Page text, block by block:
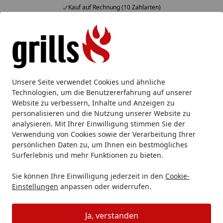
Unsere Seite verwendet Cookies und ähnliche
Technologien, um die Benutzererfahrung auf unserer
Website zu verbessern, Inhalte und Anzeigen zu
personalisieren und die Nutzung unserer Website zu
analysieren. Mit Ihrer Einwilligung stimmen Sie der
Verwendung von Cookies sowie der Verarbeitung Ihrer
persönlichen Daten zu, um Ihnen ein bestmögliches
Surferlebnis und mehr Funktionen zu bieten.
Sie können Ihre Einwilligung jederzeit in den Cookie-
Einstellungen anpassen oder widerrufen.
Ja, verstanden
Kauf auf Rechnung (10 Zahlarten)
Alle Produkte
Mein Konto
Suchen
Startseite
Ersatzteile Big Green Egg Ersatzteile
Big Green Egg Protective Carrier
Foot Covers